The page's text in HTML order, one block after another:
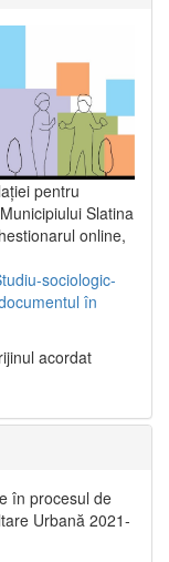
pentru
Slatina
online,
sociologic-
în
acordat
în procesul de
Urbană 2021‐